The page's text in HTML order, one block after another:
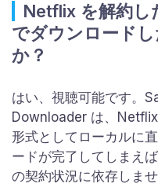
Netflix を解約し
でダウンロード
か？
はい、視聴可能です。
Downloader は、
形式としてローカルに
ードが完了してしまえ
の契約状況に依存しま